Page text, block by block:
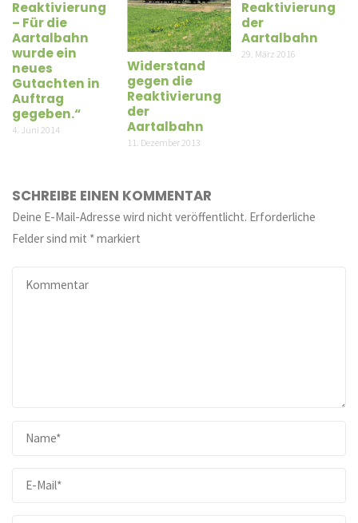
Reaktivierung
– Für die
Aartalbahn
wurde ein
neues
Gutachten in
Auftrag
gegeben.“
4. Juni 2014
Widerstand
gegen die
Reaktivierung
der
Aartalbahn
11. Dezember 2013
Reaktivierung
der
Aartalbahn
29. März 2016
SCHREIBE EINEN KOMMENTAR
Deine E-Mail-Adresse wird nicht veröffentlicht. Erforderliche
Felder sind mit *markiert